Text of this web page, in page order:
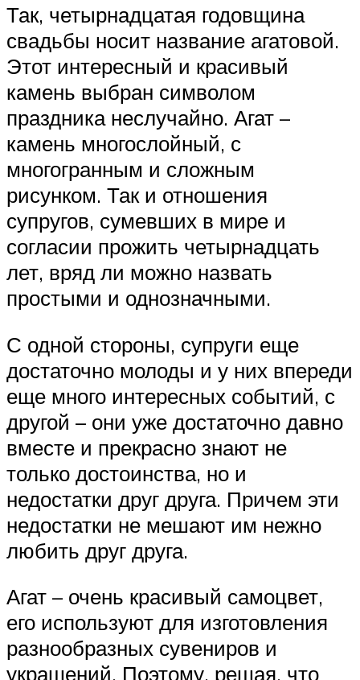
Так, четырнадцатая годовщина
свадьбы носит название агатовой.
Этот интересный и красивый
камень выбран символом
праздника неслучайно. Агат –
камень многослойный, с
многогранным и сложным
рисунком. Так и отношения
супругов, сумевших в мире и
согласии прожить четырнадцать
лет, вряд ли можно назвать
простыми и однозначными.
С одной стороны, супруги еще
достаточно молоды и у них впереди
еще много интересных событий, с
другой – они уже достаточно давно
вместе и прекрасно знают не
только достоинства, но и
недостатки друг друга. Причем эти
недостатки не мешают им нежно
любить друг друга.
Агат – очень красивый самоцвет,
его используют для изготовления
разнообразных сувениров и
украшений. Поэтому, решая, что